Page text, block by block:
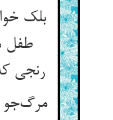
بلک
طفل
رنجی
مرگ‌جو